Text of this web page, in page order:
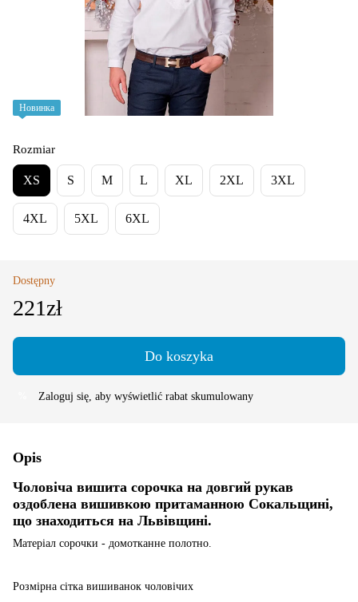
Новинка
Rozmiar
XS S M L XL 2XL 3XL
4XL 5XL 6XL
Dostępny
221zł
Do koszyka
Zaloguj się , aby wyświetlić rabat skumulowany
Opis
Чоловіча вишита сорочка на довгий рукав
оздоблена вишивкою притаманною Сокальщині,
що знаходиться на Львівщині.
Матеріал сорочки - домотканне полотно.
Розмірна сітка вишиванок чоловічих